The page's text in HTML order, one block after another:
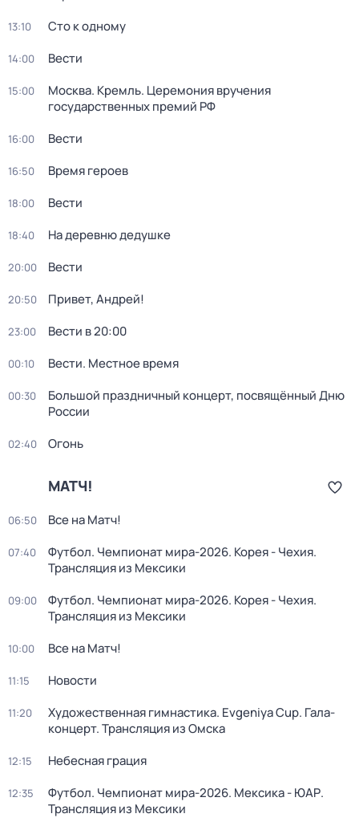
13:10 Сто к одному
14:00 Вести
15:00
Москва. Кремль. Церемония вручения
государственных премий РФ
16:00 Вести
16:50 Время героев
18:00 Вести
18:40 На деревню дедушке
20:00 Вести
20:50 Привет, Андрей!
23:00 Вести в 20:00
00:10 Вести. Местное время
00:30
Большой праздничный концерт, посвящённый Дню
России
02:40 Огонь
МАТЧ!
06:50 Все на Матч!
07:40
Футбол. Чемпионат мира-2026. Корея - Чехия.
Трансляция из Мексики
09:00
Футбол. Чемпионат мира-2026. Корея - Чехия.
Трансляция из Мексики
10:00 Все на Матч!
11:15 Новости
11:20
Художественная гимнастика. Evgeniya Cup. Гала-
концерт. Трансляция из Омска
12:15 Небесная грация
12:35
Футбол. Чемпионат мира-2026. Мексика - ЮАР.
Трансляция из Мексики